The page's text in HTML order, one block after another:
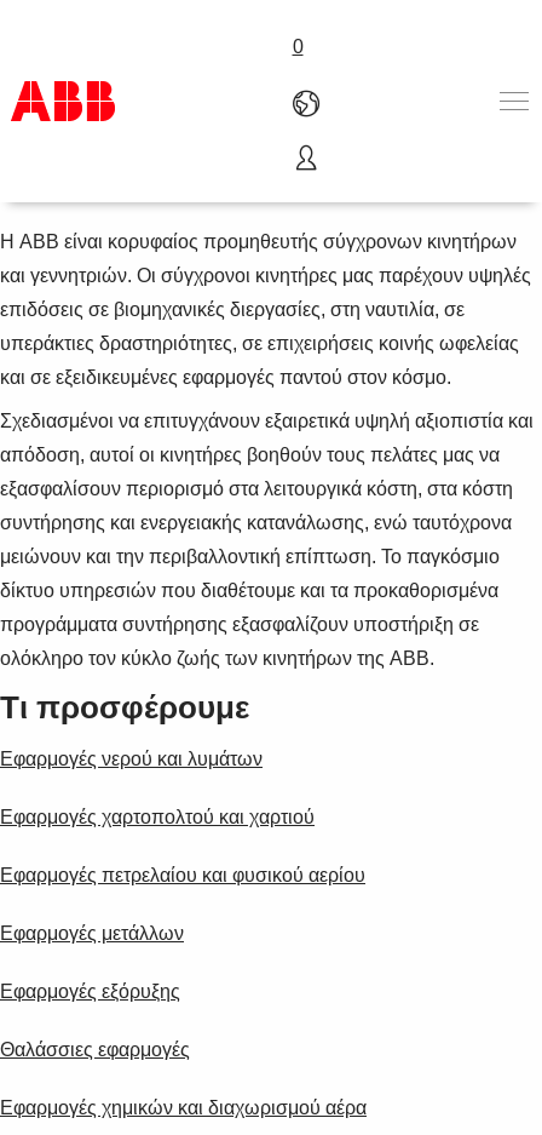
0
Προϊόντα & Λύσεις
Βιομηχανίες
Γνωρίστε μας
Where to buy
Επικοινωνία
Καριέρα
Products
Σύγχρονοι κινητήρες
Η ABB είναι κορυφαίος προμηθευτής σύγχρονων κινητήρων
και γεννητριών. Οι σύγχρονοι κινητήρες μας παρέχουν υψηλές
επιδόσεις σε βιομηχανικές διεργασίες, στη ναυτιλία, σε
υπεράκτιες δραστηριότητες, σε επιχειρήσεις κοινής ωφελείας
και σε εξειδικευμένες εφαρμογές παντού στον κόσμο.
Σχεδιασμένοι να επιτυγχάνουν εξαιρετικά υψηλή αξιοπιστία και
απόδοση, αυτοί οι κινητήρες βοηθούν τους πελάτες μας να
εξασφαλίσουν περιορισμό στα λειτουργικά κόστη, στα κόστη
συντήρησης και ενεργειακής κατανάλωσης, ενώ ταυτόχρονα
μειώνουν και την περιβαλλοντική επίπτωση. Το παγκόσμιο
δίκτυο υπηρεσιών που διαθέτουμε και τα προκαθορισμένα
προγράμματα συντήρησης εξασφαλίζουν υποστήριξη σε
ολόκληρο τον κύκλο ζωής των κινητήρων της ABB.
Τι προσφέρουμε
Eφαρμογές νερού και λυμάτων
Eφαρμογές χαρτοπολτού και χαρτιού
Eφαρμογές πετρελαίου και φυσικού αερίου
Eφαρμογές μετάλλων
Εφαρμογές εξόρυξης
Θαλάσσιες εφαρμογές
Εφαρμογές χημικών και διαχωρισμού αέρα